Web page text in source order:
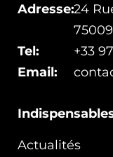
Actualités
Adresse:24
Tel:
+33
Email: